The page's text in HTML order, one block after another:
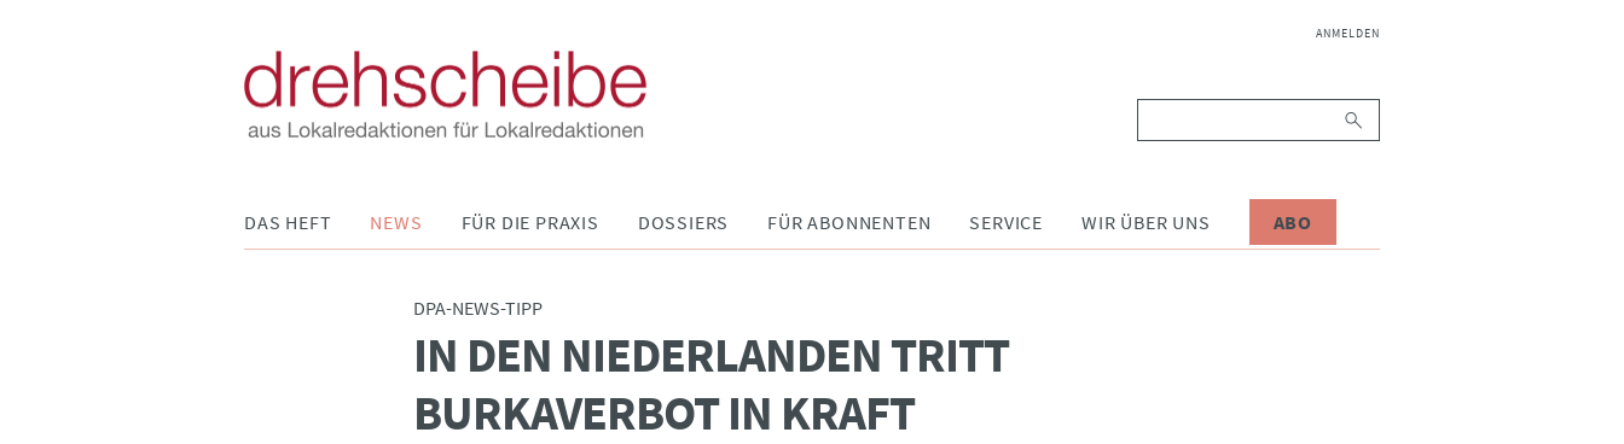
NAVIGATION
ANMELDEN
DAS HEFT NEWS FÜR DIE PRAXIS DOSSIERS FÜR ABONNENTEN SERVICE WIR ÜBER UNS ABO
DPA-NEWS-TIPP
IN DEN NIEDERLANDEN TRITT
BURKAVERBOT IN KRAFT